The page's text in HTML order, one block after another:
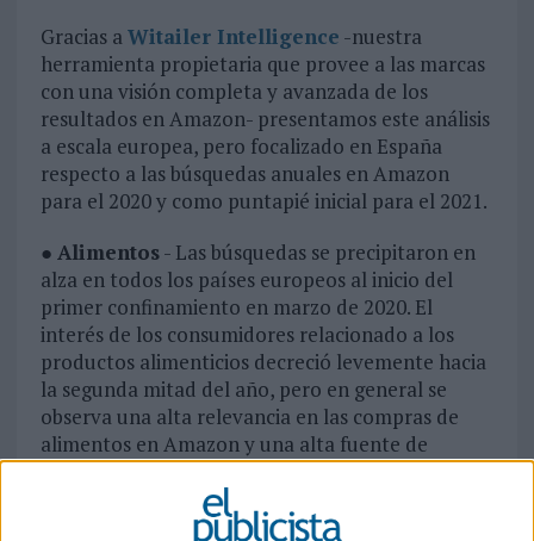
Gracias aWitailer Intelligence -nuestra
herramienta propietaria que provee a las marcas
con una visión completa y avanzada de los
resultados en Amazon- presentamos este análisis
a escala europea, pero focalizado en España
respecto a las búsquedas anuales en Amazon
para el 2020 y como puntapié inicial para el 2021.
● Alimentos- Las búsquedas se precipitaron en
alza en todos los países europeos al inicio del
primer confinamiento en marzo de 2020. El
interés de los consumidores relacionado a los
productos alimenticios decreció levemente hacia
la segunda mitad del año, pero en general se
observa una alta relevancia en las compras de
alimentos en Amazon y una alta fuente de
búsquedas relacionadas con comida comparado
con 2020 (especialmente productos de cocción
como el harina y la levadura en Reino Unido,